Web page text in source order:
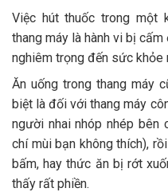
Việc hút thuốc trong một
thang máy là hành vi bị
nghiêm trọng đến sức khỏe
Ăn uống trong thang máy
biệt là đối với thang máy
người nhai nhóp nhép bên
chí mùi bạn không thích),
bấm, hay thức ăn bị rớt
thấy rất phiền.